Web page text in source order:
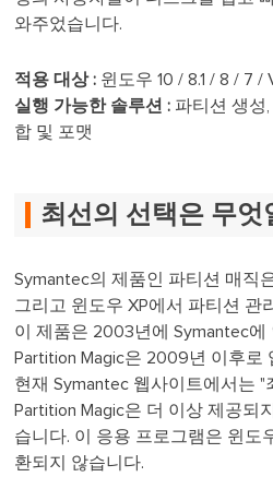
와주었습니다.
적용 대상 : 윈도우 10 / 8.1 / 8 / 7 /
실행 가능한 솔루션 : 파티션 생성
합 및 포맷
최선의 선택은 무엇
Symantec의 제품인 파티션 매직
그리고 윈도우 XP에서 파티션 관
이 제품은 2003년에 Symantec에
Partition Magic은 2009년 이후로
현재 Symantec 웹사이트에서는 "
Partition Magic은 더 이상 제공되
습니다. 이 응용 프로그램은 윈도
환되지 않습니다.